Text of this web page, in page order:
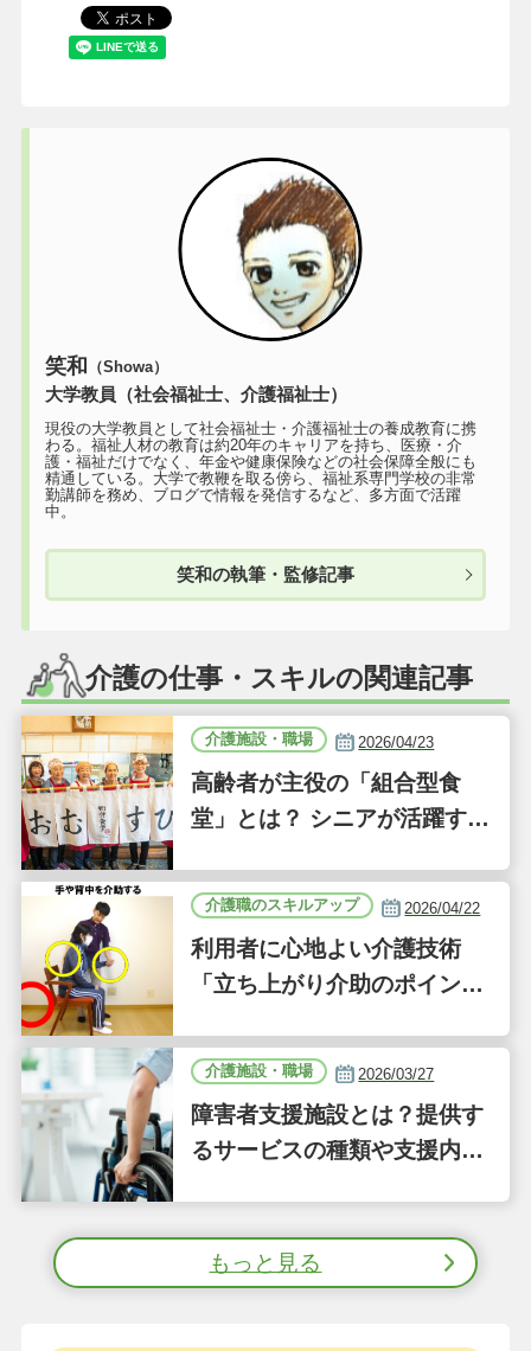
笑和 （Showa）
大学教員（社会福祉士、介護福祉士）
現役の大学教員として社会福祉士・介護福祉士の養成教育に携
わる。福祉人材の教育は約20年のキャリアを持ち、医療・介
護・福祉だけでなく、年金や健康保険などの社会保障全般にも
精通している。大学で教鞭を取る傍ら、福祉系専門学校の非常
勤講師を務め、ブログで情報を発信するなど、多方面で活躍
中。
笑和の執筆・監修記事
介護の仕事・スキルの関連記事
介護施設・職場 2026/04/23
高齢者が主役の「組合型食
堂」とは？ シニアが活躍する
D」に注目｜気になるあの介
護施設
介護職のスキルアップ 2026/04/22
利用者に心地よい介護技術
「立ち上がり介助のポイン
（41）
介護施設・職場 2026/03/27
障害者支援施設とは？提供す
るサービスの種類や支援内容
もっと見る